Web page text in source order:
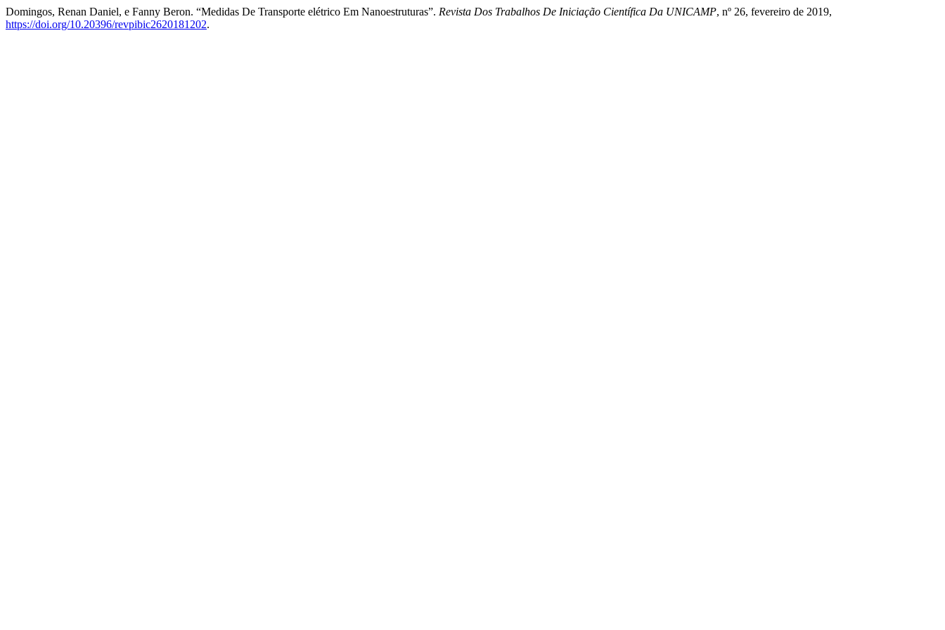
Domingos, Renan Daniel, e Fanny Beron. “Medidas De Transporte elétrico Em Nanoestruturas”. Revista Dos Trabalhos De Iniciação Científica Da UNICAMP, nº 26, fevereiro de 2019,
https://doi.org/10.20396/revpibic2620181202.